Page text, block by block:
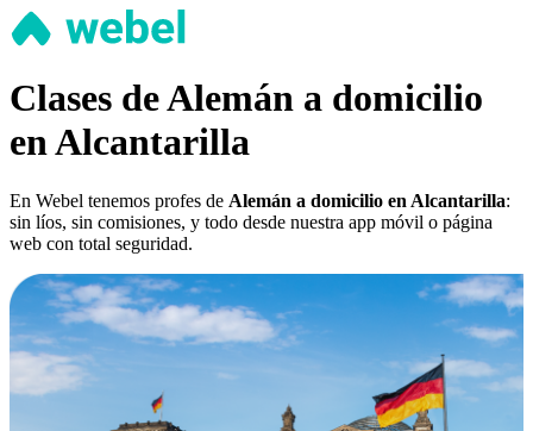
Clases de Alemán a domicilio
en Alcantarilla
En Webel tenemos profes de Alemán a domicilio en Alcantarilla:
sin líos, sin comisiones, y todo desde nuestra app móvil o página
web con total seguridad.